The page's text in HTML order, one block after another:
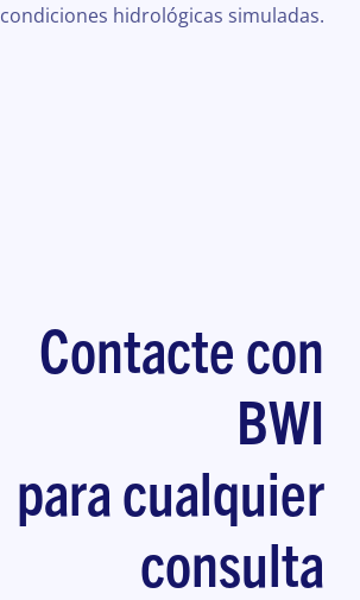
condiciones hidrológicas simuladas.
Contacte con
BWI
para cualquier
consulta